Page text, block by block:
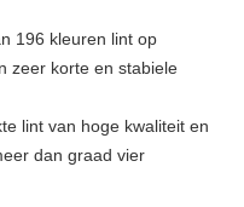
196 kleuren lint op
zeer korte en stabiele
lint van hoge kwaliteit en
dan graad vier